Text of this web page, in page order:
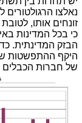
כי בכל המדינות
הבזק המדינתית.
היקף ההתפשטות
של חברות הכבלים